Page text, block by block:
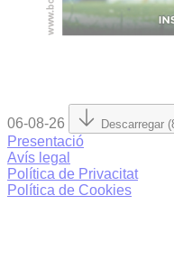
06-08-26 Descarregar
Presentació
Avís legal
Política de Privacitat
Política de Cookies